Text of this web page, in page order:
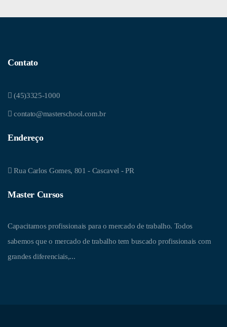
Contato
(45)3325-1000
contato@masterschool.com.br
Endereço
Rua Carlos Gomes, 801 - Cascavel - PR
Master Cursos
Capacitamos profissionais para o mercado de trabalho. Todos
sabemos que o mercado de trabalho tem buscado profissionais com
grandes diferenciais,...